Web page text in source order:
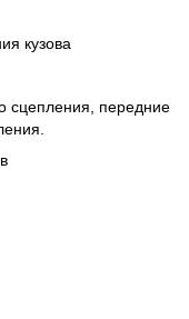
кузова
сцепления, передние